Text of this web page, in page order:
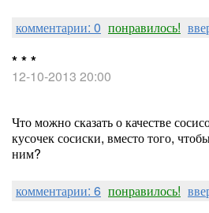
комментарии: 0 понравилось!
* * *
12-10-2013 20:00
Что можно сказать о качестве
кусочек сосиски, вместо того,
ним?
комментарии: 6 понравилось!